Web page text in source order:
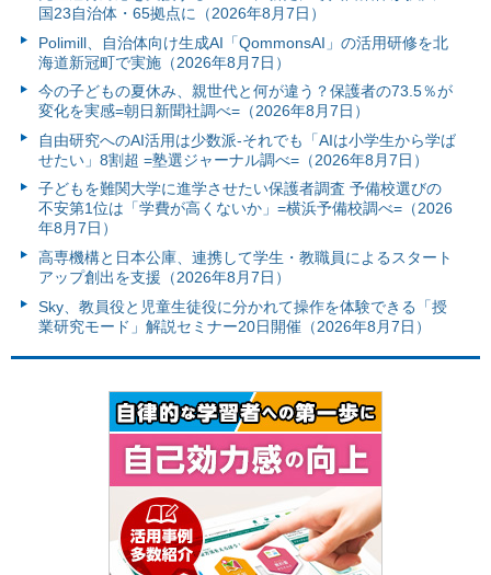
国23自治体・65拠点に（2026年8月7日）
Polimill、自治体向け生成AI「QommonsAI」の活用研修を北
海道新冠町で実施（2026年8月7日）
今の子どもの夏休み、親世代と何が違う？保護者の73.5％が
変化を実感=朝日新聞社調べ=（2026年8月7日）
自由研究へのAI活用は少数派-それでも「AIは小学生から学ば
せたい」8割超 =塾選ジャーナル調べ=（2026年8月7日）
子どもを難関大学に進学させたい保護者調査 予備校選びの
不安第1位は「学費が高くないか」=横浜予備校調べ=（2026
年8月7日）
高専機構と日本公庫、連携して学生・教職員によるスタート
アップ創出を支援（2026年8月7日）
Sky、教員役と児童生徒役に分かれて操作を体験できる「授
業研究モード」解説セミナー20日開催（2026年8月7日）